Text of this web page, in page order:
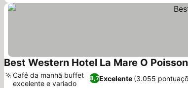
Best Western Hotel La Mare O
8,7Excelente (3.055
Café da manhã buffet
excelente e variado